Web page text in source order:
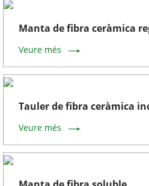
Manta de fibra ceràmica
Veure més
Tauler de fibra ceràmica
Veure més